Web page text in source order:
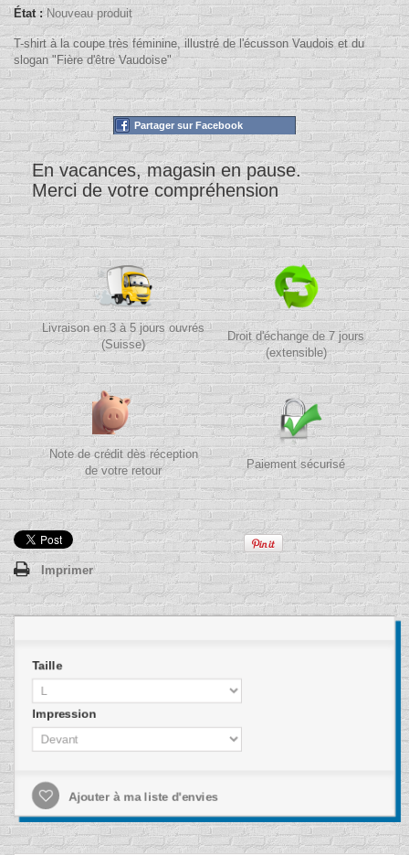
État : Nouveau produit
T-shirt à la coupe très féminine, illustré de l'écusson Vaudois et du
slogan "Fière d'être Vaudoise"
Partager sur Facebook
En vacances, magasin en pause.
Merci de votre compréhension
Livraison en 3 à 5 jours ouvrés
(Suisse)
Droit d'échange de 7 jours
(extensible)
Note de crédit dès réception
de votre retour
Paiement sécurisé
Imprimer
Taille
Impression
Ajouter à ma liste d'envies